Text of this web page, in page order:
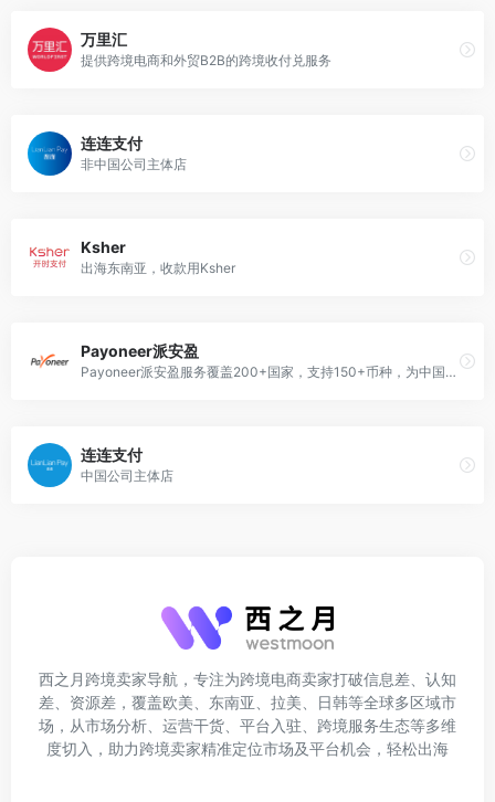
万里汇
提供跨境电商和外贸B2B的跨境收付兑服务
连连支付
非中国公司主体店
Ksher
出海东南亚，收款用Ksher
Payoneer派安盈
Payoneer派安盈服务覆盖200+国家，支持150+币种，为中国跨境出海企业与个人连接全球商机。
连连支付
中国公司主体店
西之月跨境卖家导航，专注为跨境电商卖家打破信息差、认知
差、资源差，覆盖欧美、东南亚、拉美、日韩等全球多区域市
场，从市场分析、运营干货、平台入驻、跨境服务生态等多维
度切入，助力跨境卖家精准定位市场及平台机会，轻松出海